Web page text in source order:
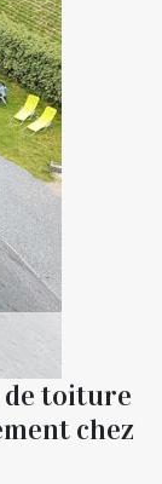
de toiture
chez